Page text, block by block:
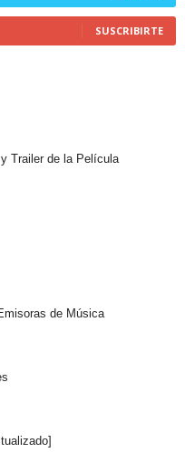
SUSCRIBIRTE
Trailer de la Película
de Música